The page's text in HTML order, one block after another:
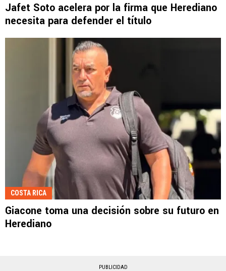
Jafet Soto acelera por la firma que Herediano
necesita para defender el título
COSTA RICA
Giacone toma una decisión sobre su futuro en
Herediano
PUBLICIDAD